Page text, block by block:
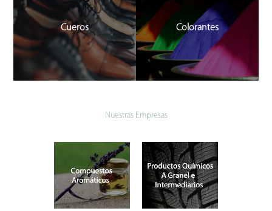
Cueros Colorantes
Construction
Nuestras Empresas